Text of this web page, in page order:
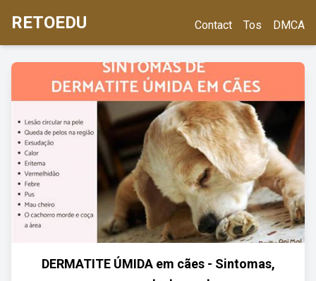
RETOEDU Contact Tos DMCA
DERMATITE ÚMIDA em cães - Sintomas,